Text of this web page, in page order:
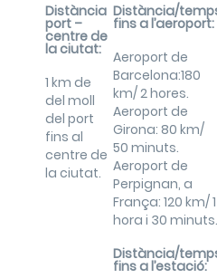
Distància
port –
centre de
la ciutat:
1 km de
del moll
del port
fins al
centre de
la ciutat.
Distància/
fins a l’aeroport:
Aeroport de
Barcelona:180
km/ 2 hores.
Aeroport de
Girona: 80 km/
50 minuts.
Aeroport de
Perpignan, a
França: 120 km/ 1
hora i 30 minuts.
Distància/
fins a l’estació: